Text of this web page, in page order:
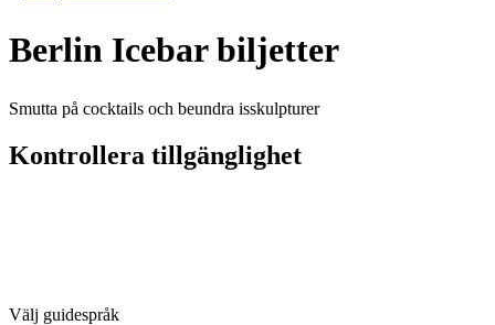
Berlin Icebar biljetter
Smutta på cocktails och beundra isskulpturer
Kontrollera tillgänglighet
Välj guidespråk